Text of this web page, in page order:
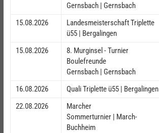
Gernsbach | Gernsbach
15.08.2026
Landesmeisterschaft Triplette
ü55 | Bergalingen
15.08.2026
8. Murginsel - Turnier
Boulefreunde
Gernsbach | Gernsbach
16.08.2026
Quali Triplette ü55 | Bergalingen
22.08.2026
Marcher
Sommerturnier | March-
Buchheim